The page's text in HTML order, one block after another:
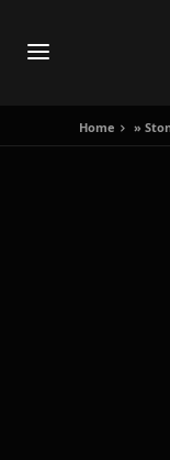
Home »